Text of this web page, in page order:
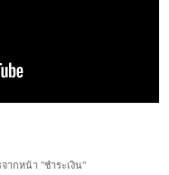
ากหน้า "ชำระเงิน"